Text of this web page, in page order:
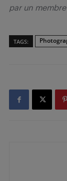
par un
TAGS: